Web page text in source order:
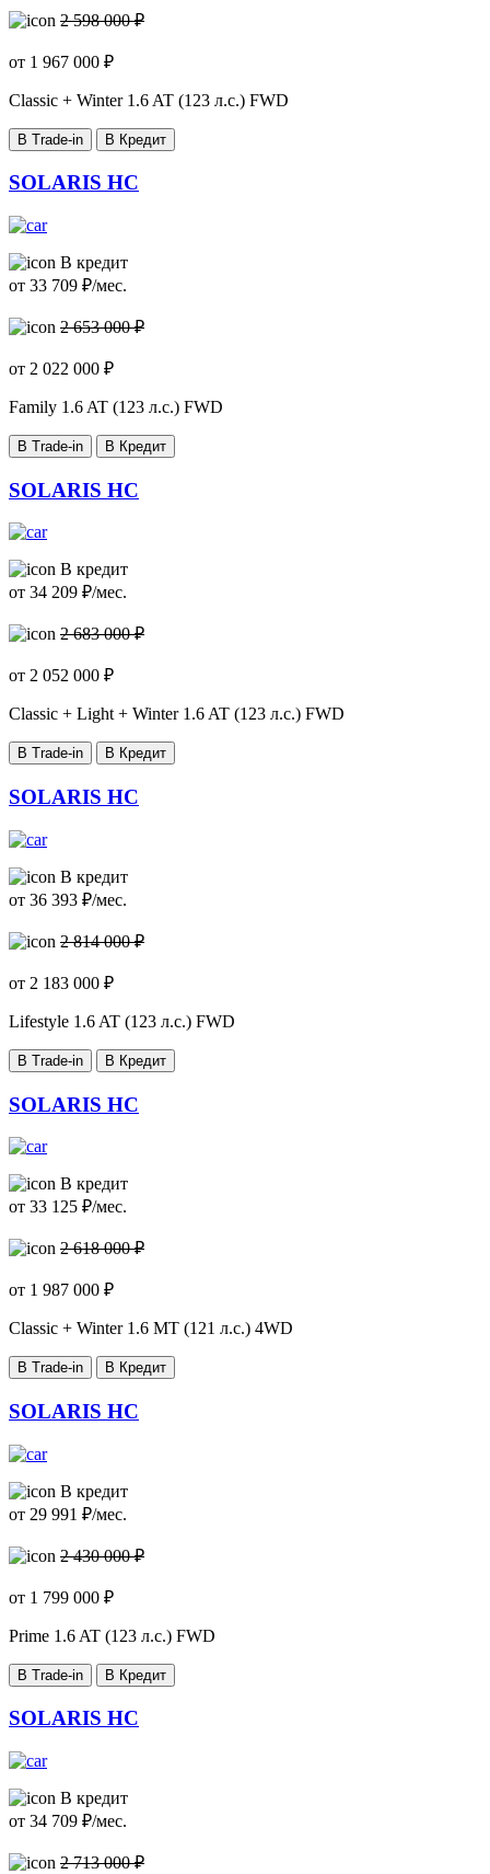
2 598 000 ₽
от 1 967 000 ₽
Classic + Winter 1.6 AT (123 л.с.) FWD
В Trade-in В Кредит
SOLARIS HC
В кредит
от 33 709 ₽/мес.
2 653 000 ₽
от 2 022 000 ₽
Family 1.6 AT (123 л.с.) FWD
В Trade-in В Кредит
SOLARIS HC
В кредит
от 34 209 ₽/мес.
2 683 000 ₽
от 2 052 000 ₽
Classic + Light + Winter 1.6 AT (123 л.с.) FWD
В Trade-in В Кредит
SOLARIS HC
В кредит
от 36 393 ₽/мес.
2 814 000 ₽
от 2 183 000 ₽
Lifestyle 1.6 AT (123 л.с.) FWD
В Trade-in В Кредит
SOLARIS HC
В кредит
от 33 125 ₽/мес.
2 618 000 ₽
от 1 987 000 ₽
Classic + Winter 1.6 MT (121 л.с.) 4WD
В Trade-in В Кредит
SOLARIS HC
В кредит
от 29 991 ₽/мес.
2 430 000 ₽
от 1 799 000 ₽
Prime 1.6 AT (123 л.с.) FWD
В Trade-in В Кредит
SOLARIS HC
В кредит
от 34 709 ₽/мес.
2 713 000 ₽